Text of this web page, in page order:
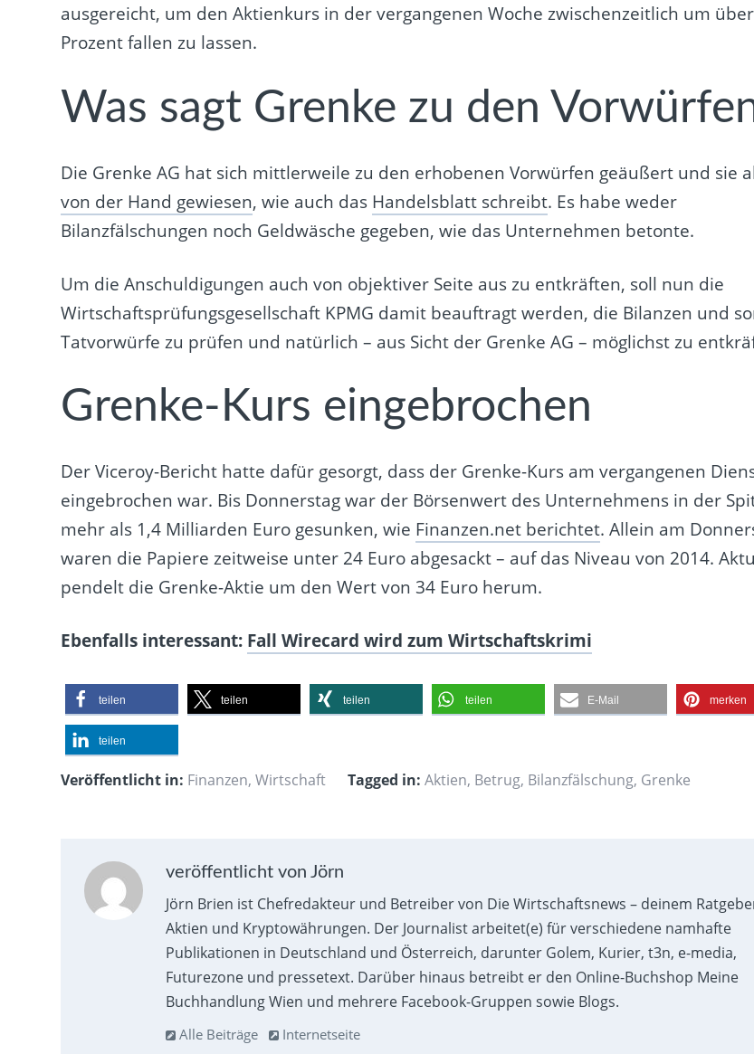
ausgereicht, um den Aktienkurs in der vergangenen Woche zwischenzeitlich um
Prozent fallen zu lassen.
Was sagt Grenke zu den
Die Grenke AG hat sich mittlerweile zu den erhobenen Vorwürfen geäußert und sie
von der Hand gewiesen, wie auch das Handelsblatt schreibt. Es habe weder
Bilanzfälschungen noch Geldwäsche gegeben, wie das Unternehmen betonte.
Um die Anschuldigungen auch von objektiver Seite aus zu entkräften, soll nun die
Wirtschaftsprüfungsgesellschaft KPMG damit beauftragt werden, die Bilanzen und
Tatvorwürfe zu prüfen und natürlich – aus Sicht der Grenke AG – möglichst zu
Grenke-Kurs eingebrochen
Der Viceroy-Bericht hatte dafür gesorgt, dass der Grenke-Kurs am vergangenen
eingebrochen war. Bis Donnerstag war der Börsenwert des Unternehmens in der
mehr als 1,4 Milliarden Euro gesunken, wie Finanzen.net berichtet. Allein am
waren die Papiere zeitweise unter 24 Euro abgesackt – auf das Niveau von 2014.
pendelt die Grenke-Aktie um den Wert von 34 Euro herum.
Ebenfalls interessant: Fall Wirecard wird zum Wirtschaftskrimi
teilen teilen teilen teilen E-Mail merken
teilen
Veröffentlicht in: Finanzen,Wirtschaft Tagged in: Aktien, Betrug, Bilanzfälschung, Grenke
veröffentlicht von Jörn
Jörn Brien ist Chefredakteur und Betreiber von Die Wirtschaftsnews – deinem
Aktien und Kryptowährungen. Der Journalist arbeitet(e) für verschiedene namhafte
Publikationen in Deutschland und Österreich, darunter Golem, Kurier, t3n, e-media,
Futurezone und pressetext. Darüber hinaus betreibt er den Online-Buchshop Meine
Buchhandlung Wien und mehrere Facebook-Gruppen sowie Blogs.
Alle Beiträge Internetseite